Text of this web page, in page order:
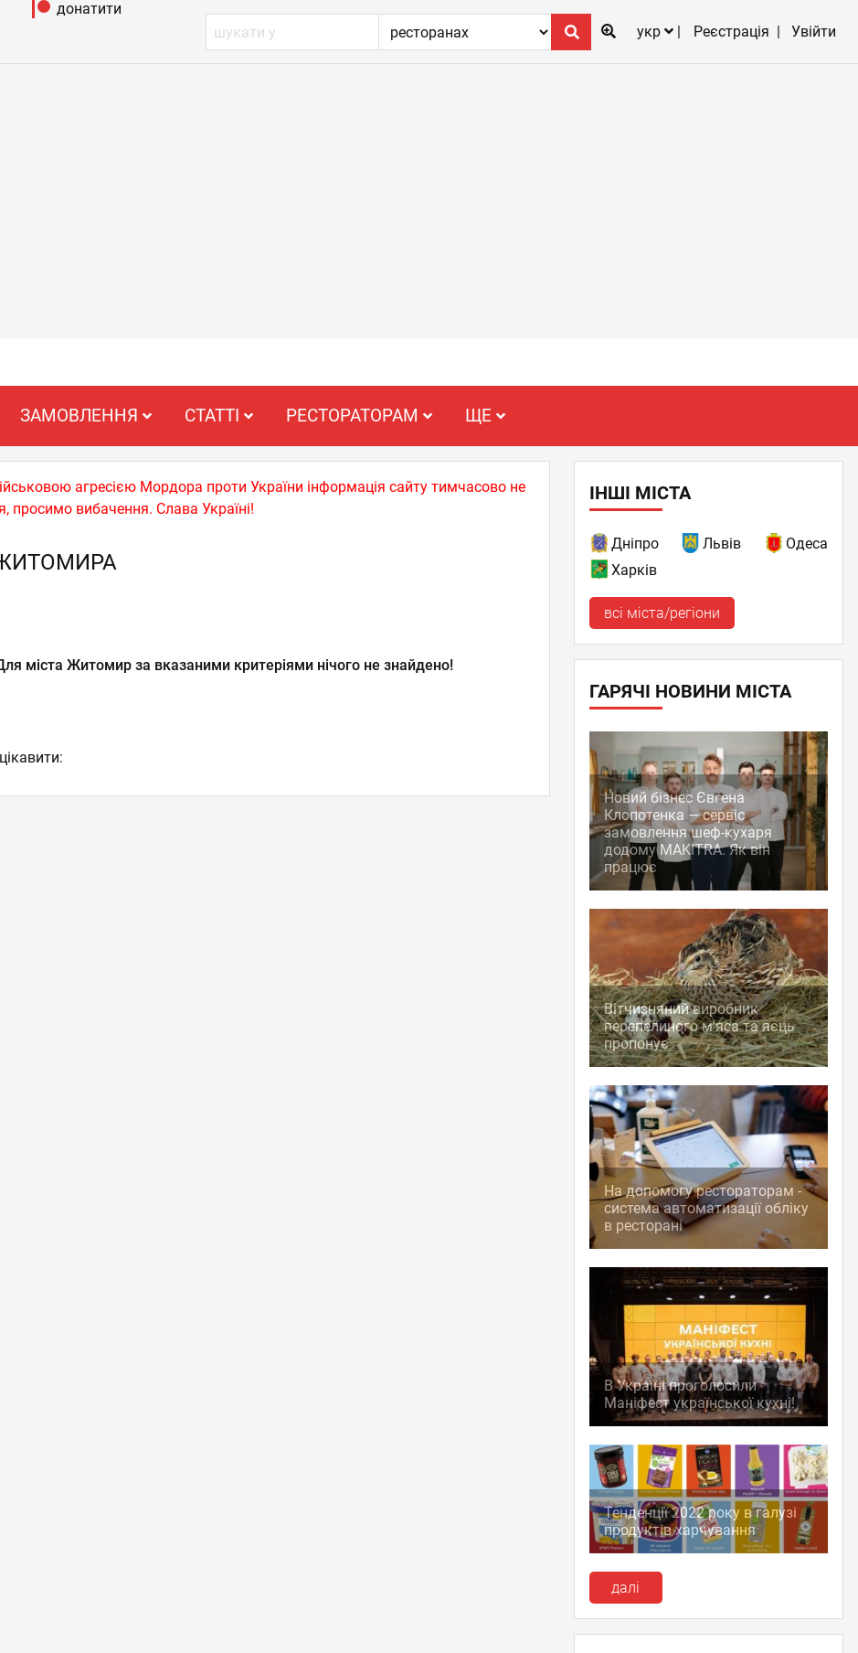
донатити
укр
Реєстрація Увійти
ЗАМОВЛЕННЯ СТАТТІ РЕСТОРАТОРАМ ЩЕ
агресією Мордора проти України інформація сайту тимчасово не
просимо вибачення. Слава Україні!
міста Житомир за вказаними критеріями нічого не знайдено!
ІНШІ МІСТА
Дніпро Львів
Одеса
Харків
всі міста/регіони
ГАРЯЧІ НОВИНИ МІСТА
Новий бізнес Євгена
Клопотенка — сервіс
замовлення шеф-кухаря
додому MAKITRA. Як він
працює
Вітчизняний виробник
перепелиного м'яса та яєць
пропонує
На допомогу рестораторам -
система автоматизації обліку
в ресторані
В Україні проголосили
Маніфест української кухні!
Тенденції 2022 року в галузі
продуктів харчування
далі